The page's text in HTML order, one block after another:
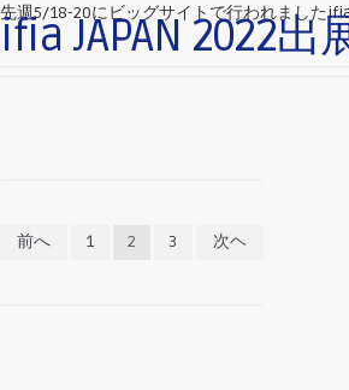
ifia JAPAN 2022
先週5/18-20にビッグサイトで行われました
投前へ 1 2 3 次ヘ